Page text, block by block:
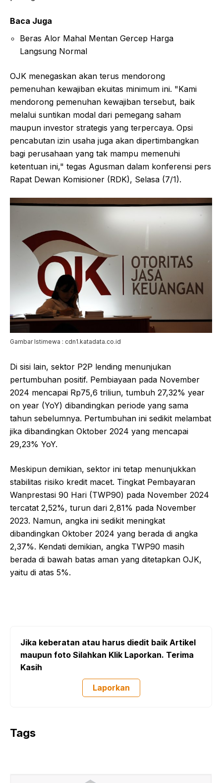
Baca Juga
Beras Alor Mahal Mentan Gercep Harga
Langsung Normal
OJK menegaskan akan terus mendorong
pemenuhan kewajiban ekuitas minimum ini. "Kami
mendorong pemenuhan kewajiban tersebut, baik
melalui suntikan modal dari pemegang saham
maupun investor strategis yang terpercaya. Opsi
pencabutan izin usaha juga akan dipertimbangkan
bagi perusahaan yang tak mampu memenuhi
ketentuan ini," tegas Agusman dalam konferensi pers
Rapat Dewan Komisioner (RDK), Selasa (7/1).
Gambar Istimewa : cdn1.katadata.co.id
Di sisi lain, sektor P2P lending menunjukan
pertumbuhan positif. Pembiayaan pada November
2024 mencapai Rp75,6 triliun, tumbuh 27,32% year
on year (YoY) dibandingkan periode yang sama
tahun sebelumnya. Pertumbuhan ini sedikit melambat
jika dibandingkan Oktober 2024 yang mencapai
29,23% YoY.
Meskipun demikian, sektor ini tetap menunjukkan
stabilitas risiko kredit macet. Tingkat Pembayaran
Wanprestasi 90 Hari (TWP90) pada November 2024
tercatat 2,52%, turun dari 2,81% pada November
2023. Namun, angka ini sedikit meningkat
dibandingkan Oktober 2024 yang berada di angka
2,37%. Kendati demikian, angka TWP90 masih
berada di bawah batas aman yang ditetapkan OJK,
yaitu di atas 5%.
Jika keberatan atau harus diedit baik Artikel
maupun foto Silahkan Klik Laporkan. Terima
Kasih
Laporkan
Tags